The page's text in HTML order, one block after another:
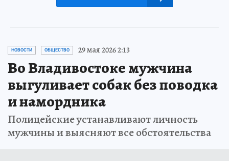
НОВОСТИ ОБЩЕСТВО 29 мая 2026 2:13
Во Владивостоке мужчина
выгуливает собак без поводка
и намордника
Полицейские устанавливают личность
мужчины и выясняют все обстоятельства